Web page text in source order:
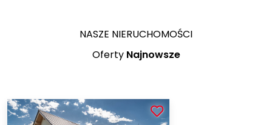
NASZE NIERUCHOMOŚCI
Oferty Najnowsze